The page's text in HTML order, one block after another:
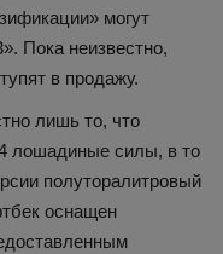
могут
Пока неизвестно,
в продажу.
лишь то, что
лошадиные силы, в то
полуторалитровый
оснащен